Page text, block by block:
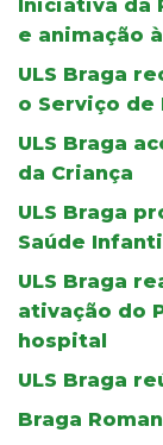
Iniciativa da
e animação
ULS Braga
o Serviço de
ULS Braga
da Criança
ULS Braga
Saúde
ULS Braga
ativação do
hospital
ULS Braga
Braga